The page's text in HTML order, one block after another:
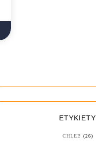
ETYKIETY
CHLEB (26)